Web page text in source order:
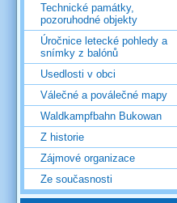
Technické památky,
pozoruhodné objekty
Úročnice letecké pohledy a
snímky z balónů
Usedlosti v obci
Válečné a poválečné mapy
Waldkampfbahn Bukowan
Z historie
Zájmové organizace
Ze současnosti